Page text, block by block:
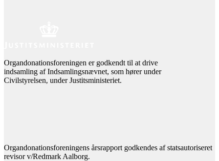
Organdonationsforeningen er godkendt til at drive
indsamling af Indsamlingsnævnet, som hører under
Civilstyrelsen, under Justitsministeriet.
Organdonationsforeningens årsrapport godkendes af statsautoriseret
revisor v/Redmark Aalborg.